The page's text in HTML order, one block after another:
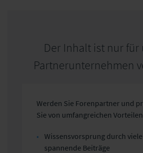
Der Inhalt ist nur für
Partnerunternehmen
Werden Sie Forenpartner und
Sie von umfangreichen
Wissensvorsprung durch
spannende Beiträge